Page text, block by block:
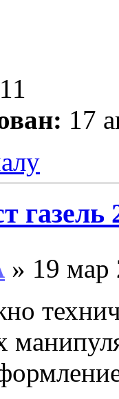
11
17
газель
» 19 мар